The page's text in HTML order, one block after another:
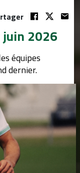
juin 2026
équipes
dernier.